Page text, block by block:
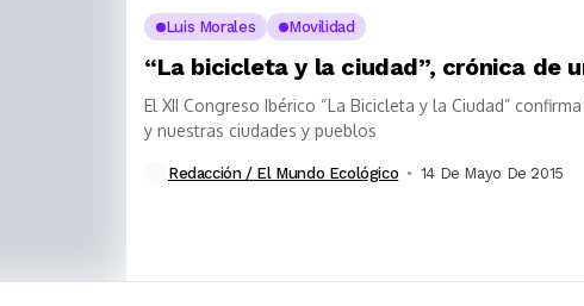
Luis Morales Movilidad
“La bicicleta y la ciudad”, crónica de
El XII Congreso Ibérico “La Bicicleta y la Ciudad”
y nuestras ciudades y pueblos
Redacción / El Mundo Ecológico 14 De Mayo De 2015